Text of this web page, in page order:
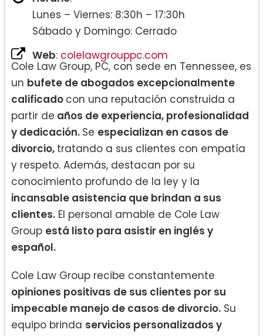
Lunes – Viernes: 8:30h – 17:30h
Sábado y Domingo: Cerrado
Web: colelawgrouppc.com
Cole Law Group, PC, con sede en Tennessee, es
un bufete de abogados excepcionalmente
calificado con una reputación construida a
partir de años de experiencia, profesionalidad
y dedicación. Se especializan en casos de
divorcio, tratando a sus clientes con empatía
y respeto. Además, destacan por su
conocimiento profundo de la ley y la
incansable asistencia que brindan a sus
clientes. El personal amable de Cole Law
Group está listo para asistir en inglés y
español.
Cole Law Group recibe constantemente
opiniones positivas de sus clientes por su
impecable manejo de casos de divorcio. Su
equipo brinda servicios personalizados y